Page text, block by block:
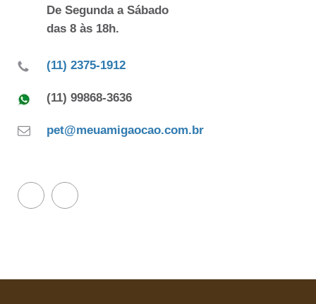
De Segunda a Sábado
das 8 às 18h.
(11) 2375-1912
(11) 99868-3636
pet@meuamigaocao.com.br